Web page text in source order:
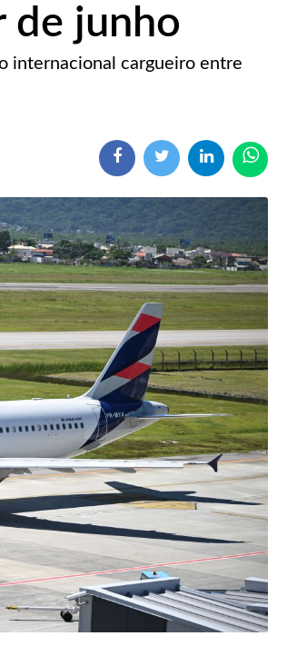
de junho
internacional cargueiro entre